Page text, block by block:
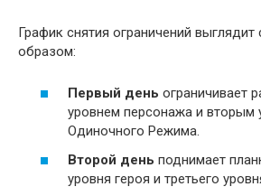
График снятия ограничений
образом:
Первый день ограничивает
уровнем персонажа и вторым
Одиночного Режима.
Второй день поднимает
уровня героя и третьего